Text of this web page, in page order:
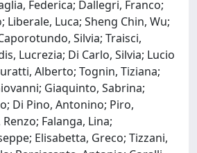
Federica; Dallegri, Franco;
Luca; Sheng Chin, Wu;
Silvia; Traisci,
Lucrezia; Di Carlo, Silvia; Lucio
Alberto; Tognin, Tiziana;
Giaquinto, Sabrina;
Di Pino, Antonino; Piro,
Falanga, Lina;
Elisabetta, Greco; Tizzani,